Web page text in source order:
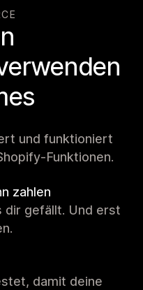
und funktioniert
Funktionen.
zahlen
dir gefällt. Und erst
damit deine